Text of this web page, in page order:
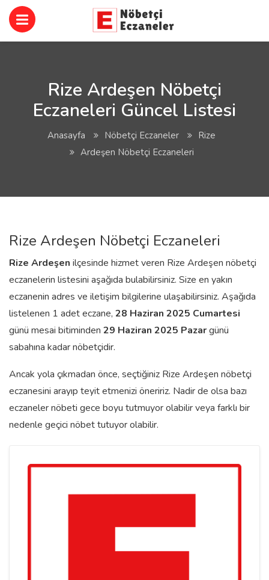
Rize Ardeşen Nöbetçi
Eczaneleri Güncel Listesi
Anasayfa Nöbetçi Eczaneler
Rize
Ardeşen Nöbetçi Eczaneleri
Rize Ardeşen Nöbetçi Eczaneleri
Rize Ardeşen ilçesinde hizmet veren Rize Ardeşen nöbetçi
eczanelerin listesini aşağıda bulabilirsiniz. Size en yakın
eczanenin adres ve iletişim bilgilerine ulaşabilirsiniz. Aşağıda
listelenen 1 adet eczane, 28 Haziran 2025 Cumartesi
günü mesai bitiminden 29 Haziran 2025 Pazargünü
sabahına kadar nöbetçidir.
Ancak yola çıkmadan önce, seçtiğiniz Rize Ardeşen nöbetçi
eczanesini arayıp teyit etmenizi öneririz. Nadir de olsa bazı
eczaneler nöbeti gece boyu tutmuyor olabilir veya farklı bir
nedenle geçici nöbet tutuyor olabilir.